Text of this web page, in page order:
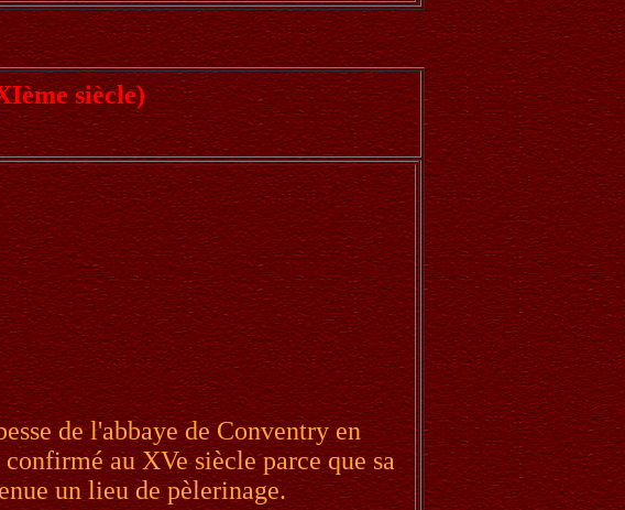
siècle)
de l'abbaye de Conventry en
au XVe siècle parce que sa
un lieu de pèlerinage.